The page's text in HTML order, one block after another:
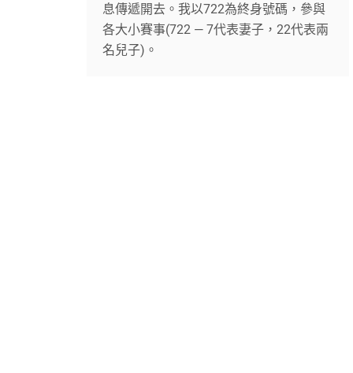
息傳遞開去。我以722為終身號碼，參與
各大小賽事(722 — 7代表妻子，22代表兩
名兒子)。